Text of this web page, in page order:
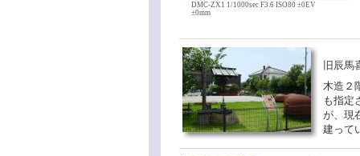
DMC-ZX1 1/1000sec F3.6 ISO80 ±0EV
±0mm
旧辰
木造２
も指定
が、現
建って